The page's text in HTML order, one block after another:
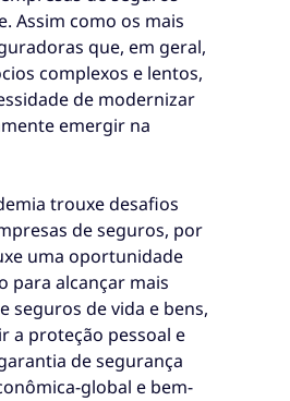
Assim como os mais
que, em geral,
complexos e lentos,
de modernizar
emergir na
trouxe desafios
de seguros, por
uma oportunidade
para alcançar mais
seguros de vida e bens,
a proteção pessoal e
de segurança
global e bem-